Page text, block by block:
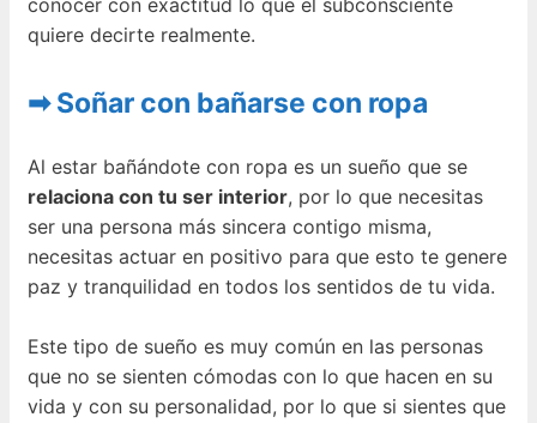
conocer con exactitud lo que el subconsciente
quiere decirte realmente.
➡ Soñar con bañarse con ropa
Al estar bañándote con ropa es un sueño que se
relaciona con tu ser interior, por lo que necesitas
ser una persona más sincera contigo misma,
necesitas actuar en positivo para que esto te genere
paz y tranquilidad en todos los sentidos de tu vida.
Este tipo de sueño es muy común en las personas
que no se sienten cómodas con lo que hacen en su
vida y con su personalidad, por lo que si sientes que